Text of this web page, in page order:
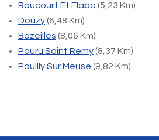
Raucourt Et Flaba (5,23 Km)
Douzy(6,48 Km)
Bazeilles (8,06 Km)
Pouru Saint Remy(8,37 Km)
Pouilly Sur Meuse (9,82 Km)